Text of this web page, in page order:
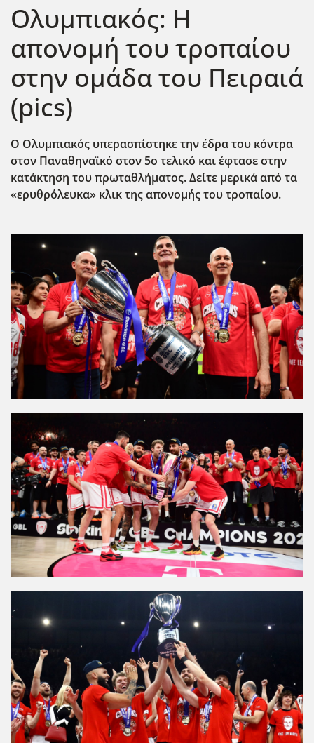
Ολυμπιακός: Η
απονομή του τροπαίου
στην ομάδα του Πειραιά
(pics)
Ο Ολυμπιακός υπερασπίστηκε την έδρα του κόντρα
στον Παναθηναϊκό στον 5ο τελικό και έφτασε στην
κατάκτηση του πρωταθλήματος. Δείτε μερικά από τα
«ερυθρόλευκα» κλικ της απονομής του τροπαίου.